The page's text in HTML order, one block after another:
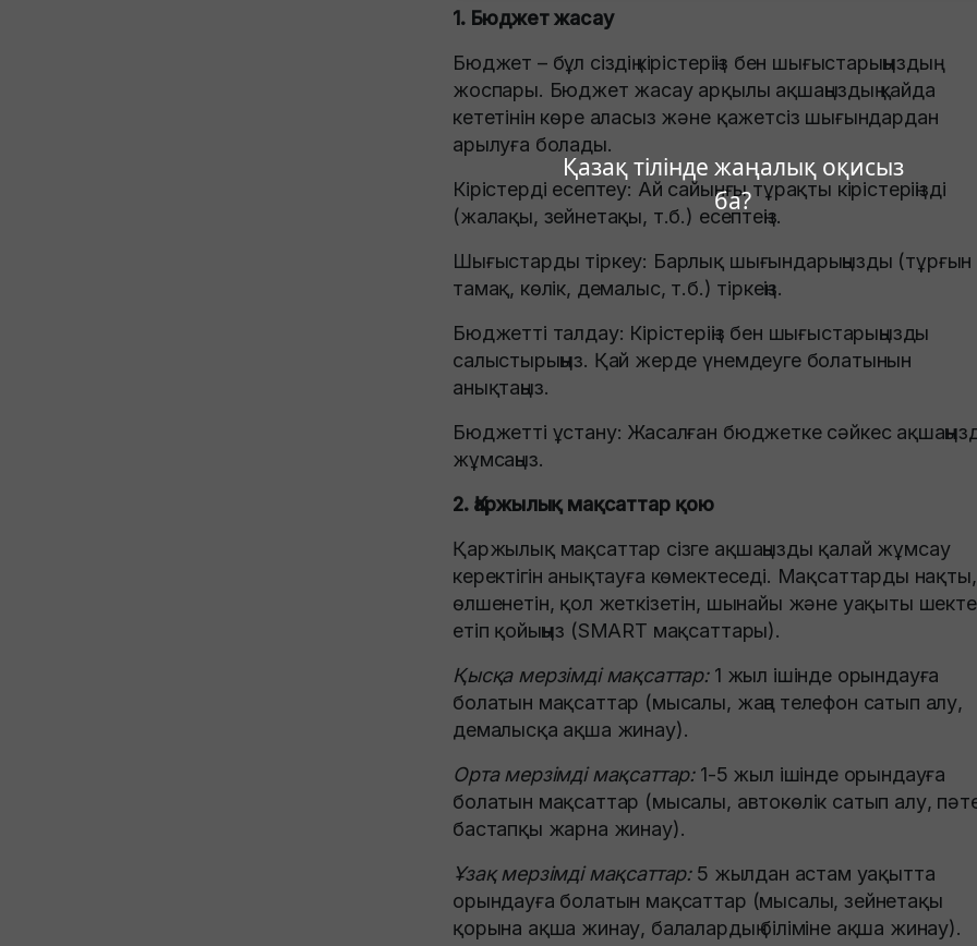
Қазақ тілінде жаңалық оқисыз
ба?
1. Бюджет жасау
Бюджет – бұл сіздің кірістеріңіз бен шығыстарыңыздың
жоспары. Бюджет жасау арқылы ақшаңыздың қайда
кететінін көре аласыз және қажетсіз шығындардан
арылуға болады.
Кірістерді есептеу: Ай сайынғы тұрақты кірістеріңізді
(жалақы, зейнетақы, т.б.) есептеңіз.
Шығыстарды тіркеу: Барлық шығындарыңызды (тұрғын
тамақ, көлік, демалыс, т.б.) тіркеңіз.
Бюджетті талдау: Кірістеріңіз бен шығыстарыңызды
салыстырыңыз. Қай жерде үнемдеуге болатынын
анықтаңыз.
Бюджетті ұстану: Жасалған бюджетке сәйкес
жұмсаңыз.
2. Қаржылық мақсаттар қою
Қаржылық мақсаттар сізге ақшаңызды қалай жұмсау
керектігін анықтауға көмектеседі. Мақсаттарды нақты,
өлшенетін, қол жеткізетін, шынайы және уақыты
етіп қойыңыз (SMART мақсаттары).
Қысқа мерзімді мақсаттар:1 жыл ішінде орындауға
болатын мақсаттар (мысалы, жаңа телефон сатып алу,
демалысқа ақша жинау).
Орта мерзімді мақсаттар:1-5 жыл ішінде орындауға
болатын мақсаттар (мысалы, автокөлік сатып алу,
бастапқы жарна жинау).
Ұзақ мерзімді мақсаттар:5 жылдан астам уақытта
орындауға болатын мақсаттар (мысалы, зейнетақы
қорына ақша жинау, балалардың біліміне ақша жинау).